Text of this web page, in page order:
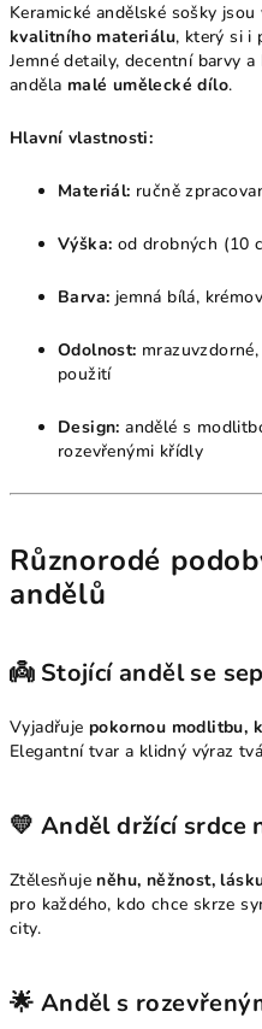
Keramické andělské sošky
kvalitního materiálu, který si i
Jemné detaily, decentní barvy
anděla malé umělecké dílo.
Hlavní vlastnosti:
Materiál: ručně
Výška: od drobných (10
Barva: jemná bílá,
Odolnost:
použití
Design: andělé s
rozevřenými křídly
Různorodé
andělů
👼 Stojící anděl se
Vyjadřuje pokornou modlitbu,
Elegantní tvar a klidný výraz
💛 Anděl držící srdce
Ztělesňuje něhu, něžnost,
pro každého, kdo chce skrze
city.
🌟 Anděl s